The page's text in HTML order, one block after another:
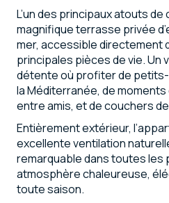
L’un des principaux atouts
magnifique terrasse privée
mer, accessible directement
principales pièces de vie. Un
détente où profiter de
la Méditerranée, de moments
entre amis, et de couchers
Entièrement extérieur,
excellente ventilation
remarquable dans toutes les
atmosphère chaleureuse,
toute saison.